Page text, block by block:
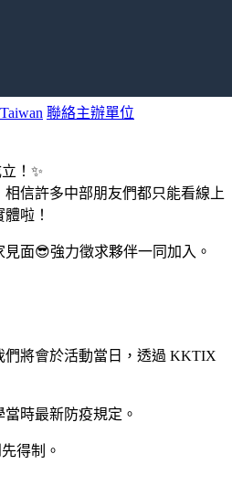
聯絡主辦單位
！✨
信許多中部朋友們都只能看線上
啦！
面😎強力徵求夥伴一同加入。
們將會於活動當日，透過 KKTIX
時最新防疫規定。
得制。